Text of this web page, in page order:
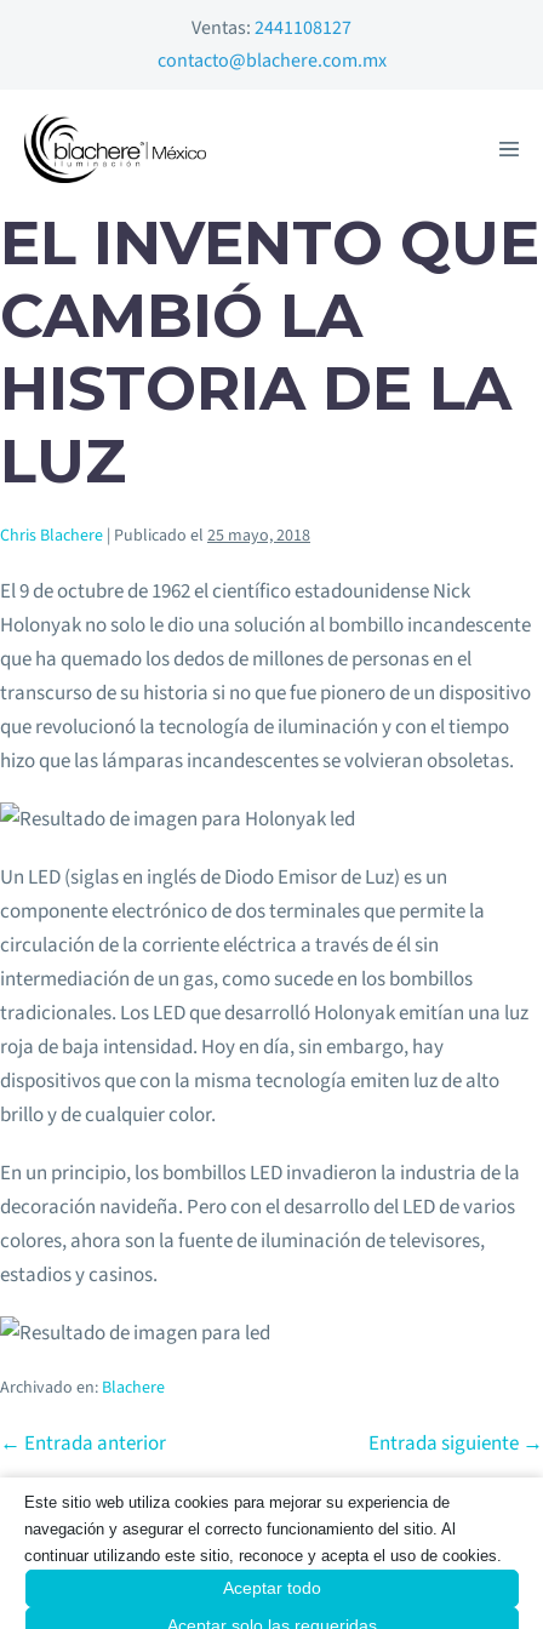
Ventas:2441108127
contacto@blachere.com.mx
EL INVENTO QUE
CAMBIÓ LA
HISTORIA DE LA
LUZ
Chris Blachere | Publicado el 25 mayo, 2018
El 9 de octubre de 1962 el científico estadounidense Nick
Holonyak no solo le dio una solución al bombillo incandescente
que ha quemado los dedos de millones de personas en el
transcurso de su historia si no que fue pionero de un dispositivo
que revolucionó la tecnología de iluminación y con el tiempo
hizo que las lámparas incandescentes se volvieran obsoletas.
Un LED (siglas en inglés de Diodo Emisor de Luz) es un
componente electrónico de dos terminales que permite la
circulación de la corriente eléctrica a través de él sin
intermediación de un gas, como sucede en los bombillos
tradicionales. Los LED que desarrolló Holonyak emitían una luz
roja de baja intensidad. Hoy en día, sin embargo, hay
dispositivos que con la misma tecnología emiten luz de alto
brillo y de cualquier color.
En un principio, los bombillos LED invadieron la industria de la
decoración navideña. Pero con el desarrollo del LED de varios
colores, ahora son la fuente de iluminación de televisores,
estadios y casinos.
Archivado en: Blachere
← Entrada anterior Entrada siguiente →
© 2025 Todos
los derechos
Reservados -
Este sitio web utiliza cookies para mejorar su experiencia de
navegación y asegurar el correcto funcionamiento del sitio. Al
continuar utilizando este sitio, reconoce y acepta el uso de cookies.
Aceptar todo